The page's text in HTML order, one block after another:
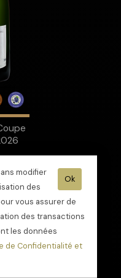
Ok
modifier
des
vous assurer de
des transactions
les données
de Confidentialité et